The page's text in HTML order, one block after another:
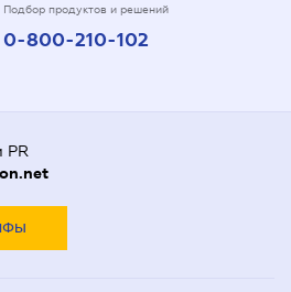
Подбор продуктов и решений
0-800-210-102
PR